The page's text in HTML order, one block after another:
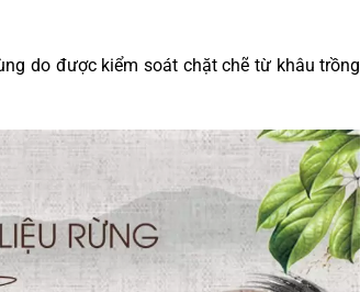
do được kiểm soát chặt chẽ từ khâu trồng